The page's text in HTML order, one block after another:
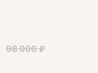
98 000 ₽